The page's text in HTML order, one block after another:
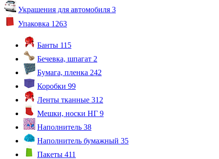
Украшения для автомобиля 3
Упаковка 1263
Банты 115
Бечевка, шпагат 2
Бумага, пленка 242
Коробки 99
Ленты тканные 312
Мешки, носки НГ 9
Наполнитель 38
Наполнитель бумажный 35
Пакеты 411